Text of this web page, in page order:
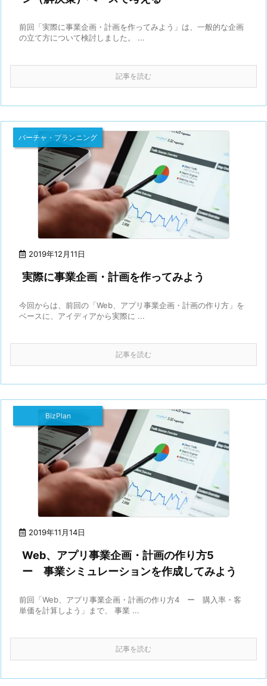
前回「実際に事業企画・計画を作ってみよう」は、一般的な企画
の立て方について検討しました。 ...
記事を読む
2019年12月11日
バーチャ・プランニング
実際に事業企画・計画を作ってみよう
今回からは、前回の「Web、アプリ事業企画・計画の作り方」を
ベースに、アイディアから実際に ...
記事を読む
2019年11月14日
BizPlan
Web、アプリ事業企画・計画の作り方5
ー 事業シミュレーションを作成してみよう
前回「Web、アプリ事業企画・計画の作り方4 ー 購入率・客
単価を計算しよう」まで、 事業 ...
記事を読む